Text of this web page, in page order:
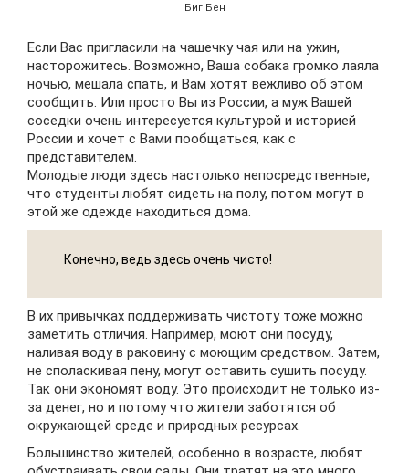
Биг Бен
Если Вас пригласили на чашечку чая или на ужин,
насторожитесь. Возможно, Ваша собака громко лаяла
ночью, мешала спать, и Вам хотят вежливо об этом
сообщить. Или просто Вы из России, а муж Вашей
соседки очень интересуется культурой и историей
России и хочет с Вами пообщаться, как с
представителем.
Молодые люди здесь настолько непосредственные,
что студенты любят сидеть на полу, потом могут в
этой же одежде находиться дома.
Конечно, ведь здесь очень чисто!
В их привычках поддерживать чистоту тоже можно
заметить отличия. Например, моют они посуду,
наливая воду в раковину с моющим средством. Затем,
не споласкивая пену, могут оставить сушить посуду.
Так они экономят воду. Это происходит не только из-
за денег, но и потому что жители заботятся об
окружающей среде и природных ресурсах.
Большинство жителей, особенно в возрасте, любят